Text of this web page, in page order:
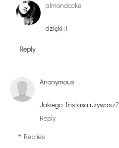
almondcake
dzięki :)
Reply
Anonymous
Jakiego Instaxa używasz?
Reply
Replies